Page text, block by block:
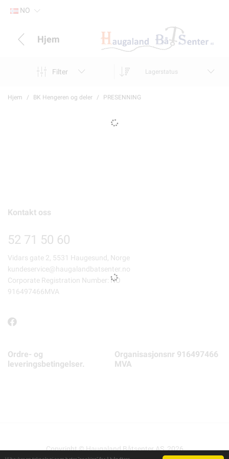
NO
Hjem
Filter Lagerstatus
Hjem BK Hengeren og deler PRESENNING
Kontakt oss
52 71 50 60
Vidars gate 2, 5531 Haugesund, Norge
kundeservice@haugalandbatsenter.no
Corporate Registration Number: NO
916497466MVA
Ordre- og
leveringsbetingelser.
Organisasjonsnr 916497466
MVA
Copyright © Haugaland Båtsenter AS, 2026